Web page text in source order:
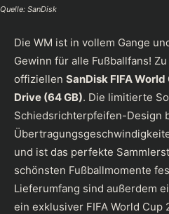
Quelle: SanDisk
Die WM ist in vollem Gange
Gewinn für alle Fußballfans!
offiziellen SanDisk FIFA
Drive (64 GB). Die limitierte
Schiedsrichterpfeifen-Design
und ist das perfekte
schönsten Fußballmomente
Lieferumfang sind außerdem
ein exklusiver FIFA World